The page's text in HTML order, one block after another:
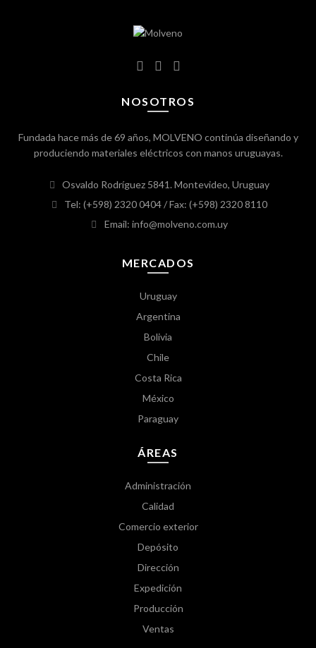
NOSOTROS
Fundada hace más de 69 años, MOLVENO continúa diseñando y
produciendo materiales eléctricos con manos uruguayas.
Osvaldo Rodríguez 5841. Montevideo, Uruguay
Tel: (+598) 2320 0404/ Fax: (+598) 2320 8110
Email: info@molveno.com.uy
MERCADOS
Uruguay
Argentina
Bolivia
Chile
Costa Rica
México
Paraguay
ÁREAS
Administración
Calidad
Comercio exterior
Depósito
Dirección
Expedición
Producción
Ventas